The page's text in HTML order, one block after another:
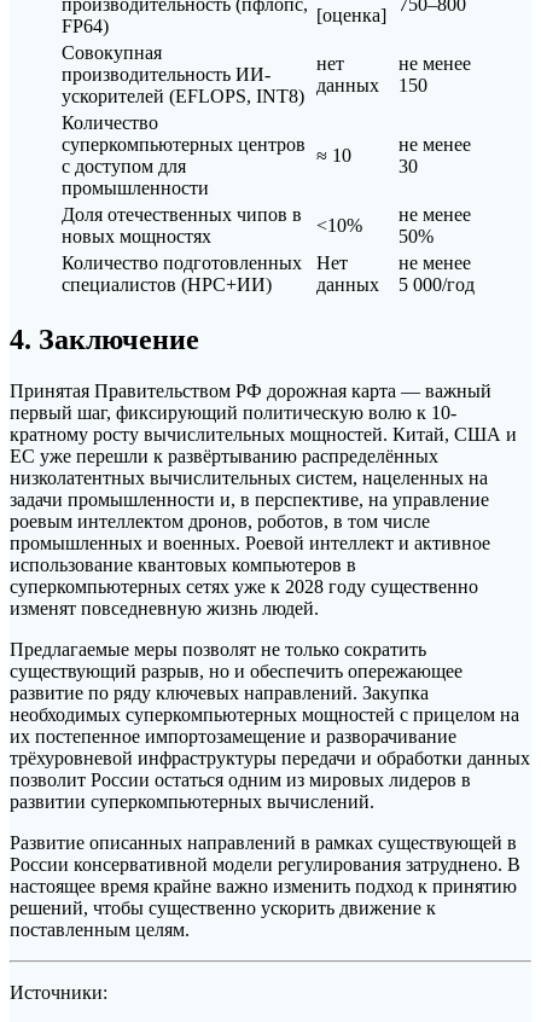
производительность (пфлопс,
FP64)
[оценка]
750–800
Совокупная
производительность ИИ-
ускорителей (EFLOPS, INT8)
нет
данных
не менее
150
Количество
суперкомпьютерных центров
с доступом для
промышленности
≈ 10
не менее
30
Доля отечественных чипов в
новых мощностях
<10%
не менее
50%
Количество подготовленных
специалистов (HPC+ИИ)
Нет
данных
не менее
5 000/год
4. Заключение
Принятая Правительством РФ дорожная карта — важный
первый шаг, фиксирующий политическую волю к 10-
кратному росту вычислительных мощностей. Китай, США и
ЕС уже перешли к развёртыванию распределённых
низколатентных вычислительных систем, нацеленных на
задачи промышленности и, в перспективе, на управление
роевым интеллектом дронов, роботов, в том числе
промышленных и военных. Роевой интеллект и активное
использование квантовых компьютеров в
суперкомпьютерных сетях уже к 2028 году существенно
изменят повседневную жизнь людей.
Предлагаемые меры позволят не только сократить
существующий разрыв, но и обеспечить опережающее
развитие по ряду ключевых направлений. Закупка
необходимых суперкомпьютерных мощностей с прицелом на
их постепенное импортозамещение и разворачивание
трёхуровневой инфраструктуры передачи и обработки данных
позволит России остаться одним из мировых лидеров в
развитии суперкомпьютерных вычислений.
Развитие описанных направлений в рамках существующей в
России консервативной модели регулирования затруднено. В
настоящее время крайне важно изменить подход к принятию
решений, чтобы существенно ускорить движение к
поставленным целям.
Источники: